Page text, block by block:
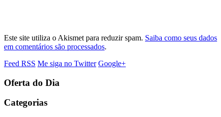
Este site utiliza o Akismet para reduzir spam. Saiba como seus dados
em comentários são processados.
Feed RSS Me siga no Twitter Google+
Oferta do Dia
Categorias